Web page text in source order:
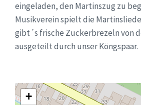
eingeladen, den Martinszug zu
Musikverein spielt die
gibt´s frische Zuckerbrezeln von
ausgeteilt durch unser Köngspaar.
+